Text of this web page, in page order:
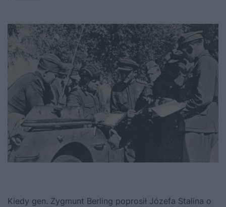
Kiedy gen. Zygmunt Berling poprosił Józefa Stalina o